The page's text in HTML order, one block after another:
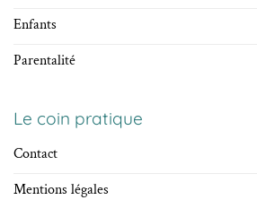
Enfants
Parentalité
Le coin pratique
Contact
Mentions légales